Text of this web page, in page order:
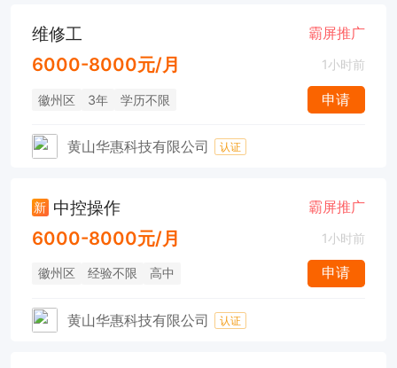
维修工 霸屏推广
6000-8000元/月 1小时前
徽州区 3年 学历不限 申请
黄山华惠科技有限公司 认证
新 中控操作 霸屏推广
6000-8000元/月 1小时前
徽州区 经验不限 高中 申请
黄山华惠科技有限公司 认证